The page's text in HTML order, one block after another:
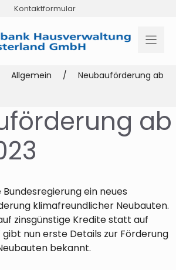
Kontaktformular
Allgemein /
Neubauförderung ab
ab
ein neues
klimafreundlicher Neubauten.
zinsgünstige Kredite statt auf
gibt nun erste Details zur Förderung
bekannt.